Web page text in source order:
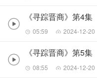
《寻踪晋商》第4集
05:59 2024-12-20
《寻踪晋商》第5集
08:55 2024-12-20